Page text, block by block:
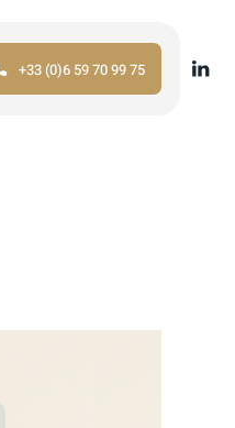
+33 (0)6 59 70 99 75